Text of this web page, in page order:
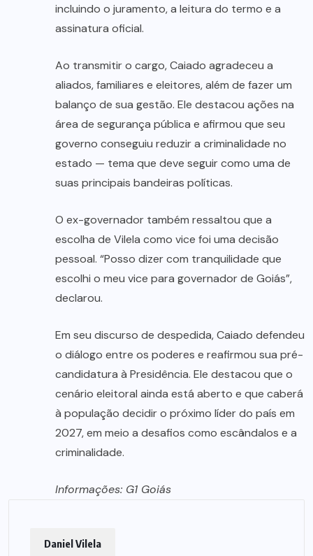
incluindo o juramento, a leitura do termo e a
assinatura oficial.
Ao transmitir o cargo, Caiado agradeceu a
aliados, familiares e eleitores, além de fazer um
balanço de sua gestão. Ele destacou ações na
área de segurança pública e afirmou que seu
governo conseguiu reduzir a criminalidade no
estado — tema que deve seguir como uma de
suas principais bandeiras políticas.
O ex-governador também ressaltou que a
escolha de Vilela como vice foi uma decisão
pessoal. “Posso dizer com tranquilidade que
escolhi o meu vice para governador de Goiás”,
declarou.
Em seu discurso de despedida, Caiado defendeu
o diálogo entre os poderes e reafirmou sua pré-
candidatura à Presidência. Ele destacou que o
cenário eleitoral ainda está aberto e que caberá
à população decidir o próximo líder do país em
2027, em meio a desafios como escândalos e a
criminalidade.
Informações: G1 Goiás
Daniel Vilela